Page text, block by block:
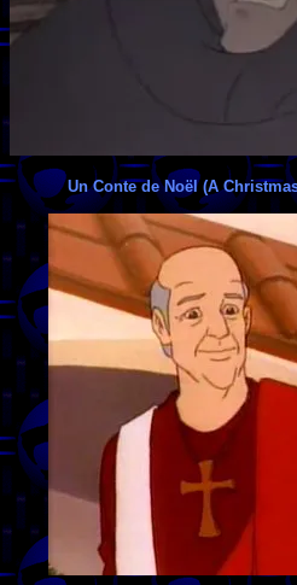
Un Conte de Noël (A